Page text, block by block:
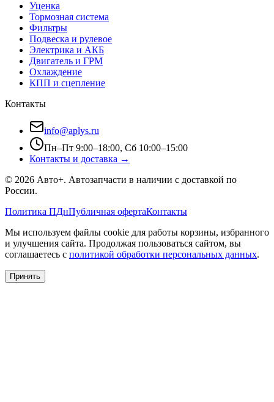
Уценка
Тормозная система
Фильтры
Подвеска и рулевое
Электрика и АКБ
Двигатель и ГРМ
Охлаждение
КПП и сцепление
Контакты
info@aplys.ru
Пн–Пт 9:00–18:00, Сб 10:00–15:00
Контакты и доставка →
© 2026 Авто+. Автозапчасти в наличии с доставкой по
России.
Политика ПДнПубличная офертаКонтакты
Мы используем файлы cookie для работы корзины, избранного
и улучшения сайта. Продолжая пользоваться сайтом, вы
соглашаетесь с политикой обработки персональных данных.
Принять